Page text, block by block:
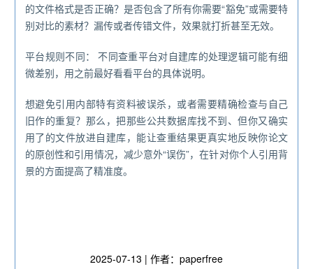
的文件格式是否正确？是否包含了所有你需要“豁免”或需要特
别对比的素材？漏传或者传错文件，效果就打折甚至无效。
平台规则不同： 不同查重平台对自建库的处理逻辑可能有细
微差别，用之前最好看看平台的具体说明。
想避免引用内部特有资料被误杀，或者需要精确检查与自己
旧作的重复？那么，把那些公共数据库找不到、但你又确实
用了的文件放进自建库，能让查重结果更真实地反映你论文
的原创性和引用情况，减少意外“误伤”，在针对你个人引用背
景的方面提高了精准度。
2025-07-13 | 作者：paperfree